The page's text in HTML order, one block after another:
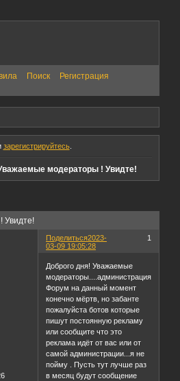
Поиск
Регистрация
зарегистрируйтесь.
модераторы ! Увидте!
Увидте!
Поделиться 1
2023-
03-09 19:05:28
Доброго дня! Уважаемые
модераторы....администрация.
Форум на данный момент
конечно мёртв, но забанте
пожалуйста ботов которые
пишут постоянную рекламу
или сообщите что это
реклама идёт от вас или от
самой администрации...я не
пойму . Пусть тут лучше раз
в месяц будут сообщение